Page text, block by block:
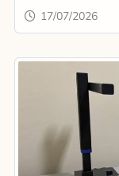
17/07/2026